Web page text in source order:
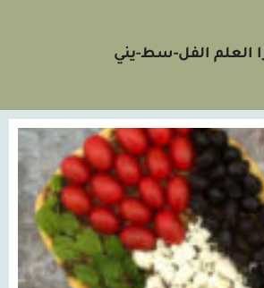
العلم الفل-سط-يني